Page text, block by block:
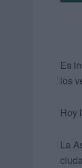
Es
los
Hoy
La